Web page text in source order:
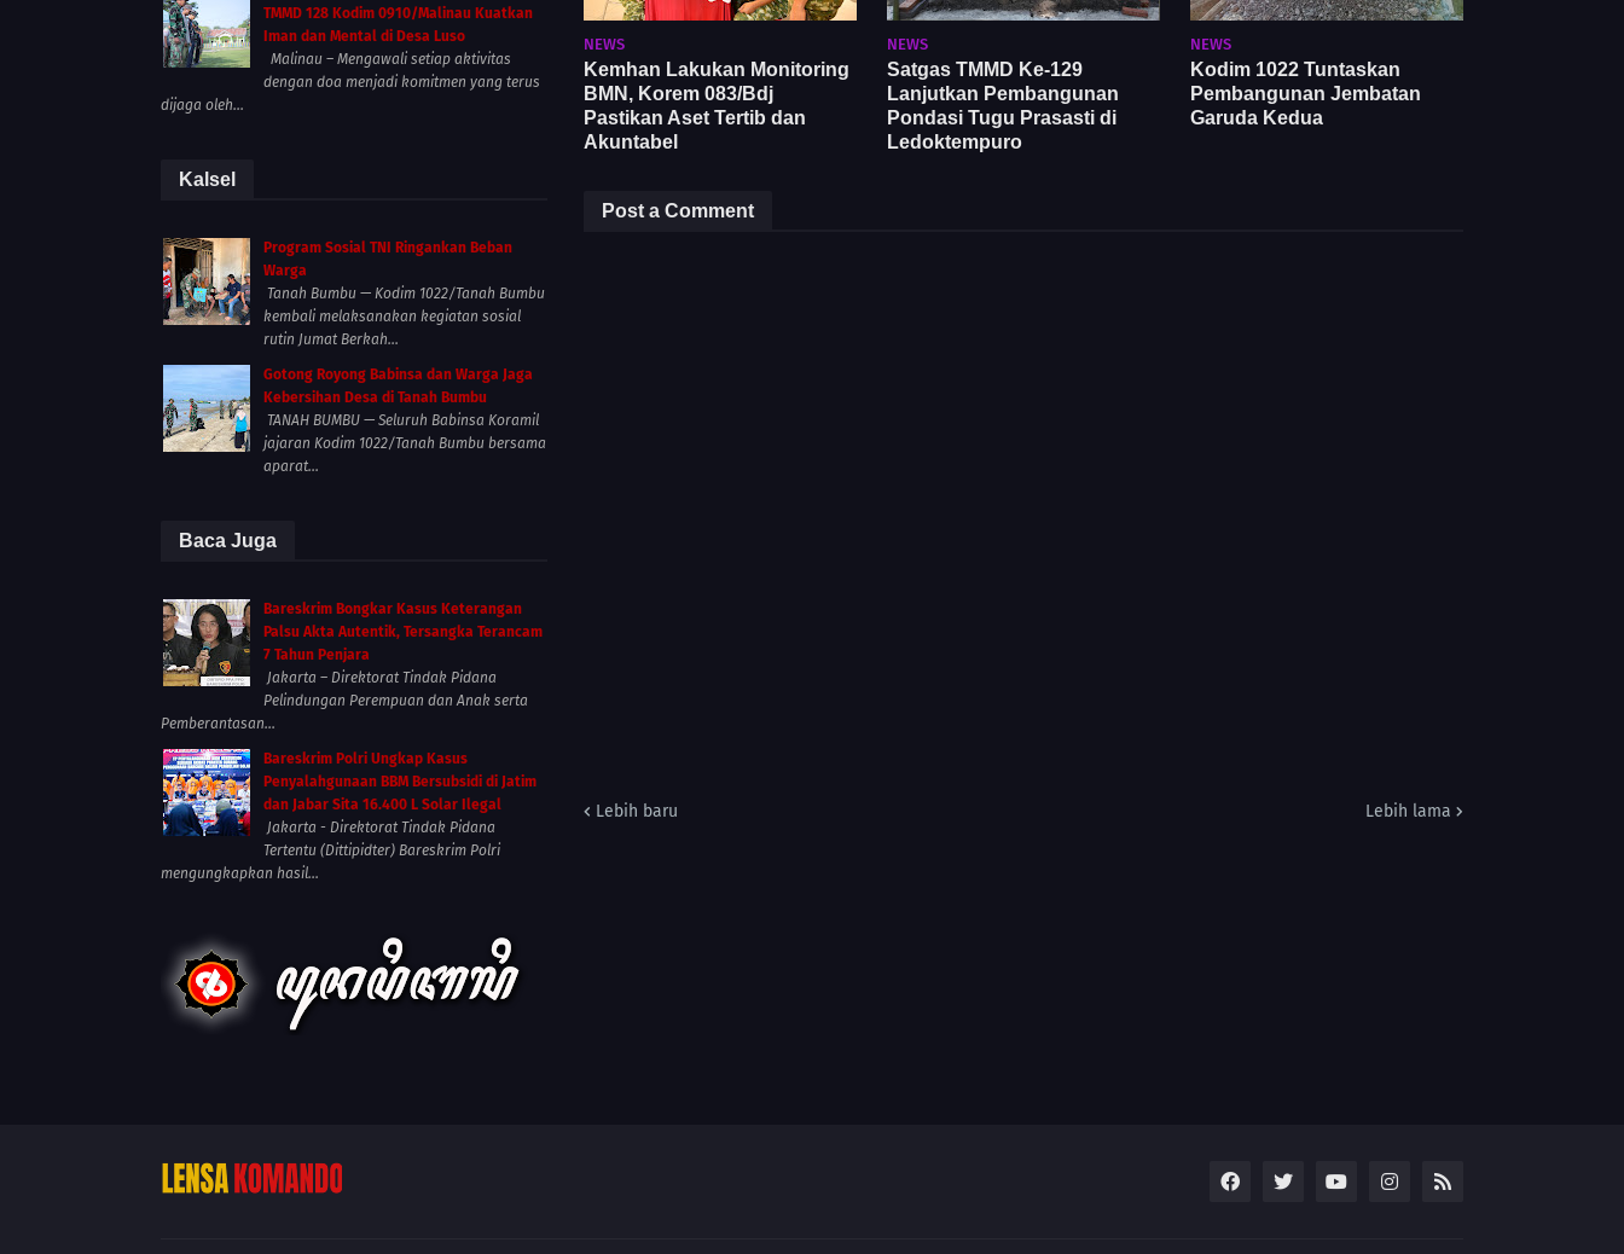
NEWS
Kemhan Lakukan Monitoring
BMN, Korem 083/Bdj
Pastikan Aset Tertib dan
Akuntabel
NEWS
Satgas TMMD Ke-129
Lanjutkan Pembangunan
Pondasi Tugu Prasasti di
Ledoktempuro
NEWS
Kodim 1022 Tuntaskan
Pembangunan Jembatan
Garuda Kedua
Post a Comment
Lebih baru Lebih lama
TMMD 128 Kodim 0910/Malinau Kuatkan
Iman dan Mental di Desa Luso
Malinau – Mengawali setiap aktivitas
dengan doa menjadi komitmen yang terus
dijaga oleh...
Kalsel
Program Sosial TNI Ringankan Beban
Warga
Tanah Bumbu — Kodim 1022/Tanah Bumbu
kembali melaksanakan kegiatan sosial
rutin Jumat Berkah...
Gotong Royong Babinsa dan Warga Jaga
Kebersihan Desa di Tanah Bumbu
TANAH BUMBU — Seluruh Babinsa Koramil
jajaran Kodim 1022/Tanah Bumbu bersama
aparat...
Baca Juga
Bareskrim Bongkar Kasus Keterangan
Palsu Akta Autentik, Tersangka Terancam
7 Tahun Penjara
Jakarta – Direktorat Tindak Pidana
Pelindungan Perempuan dan Anak serta
Pemberantasan...
Bareskrim Polri Ungkap Kasus
Penyalahgunaan BBM Bersubsidi di Jatim
dan Jabar Sita 16.400 L Solar Ilegal
Jakarta - Direktorat Tindak Pidana
Tertentu (Dittipidter) Bareskrim Polri
mengungkapkan hasil...